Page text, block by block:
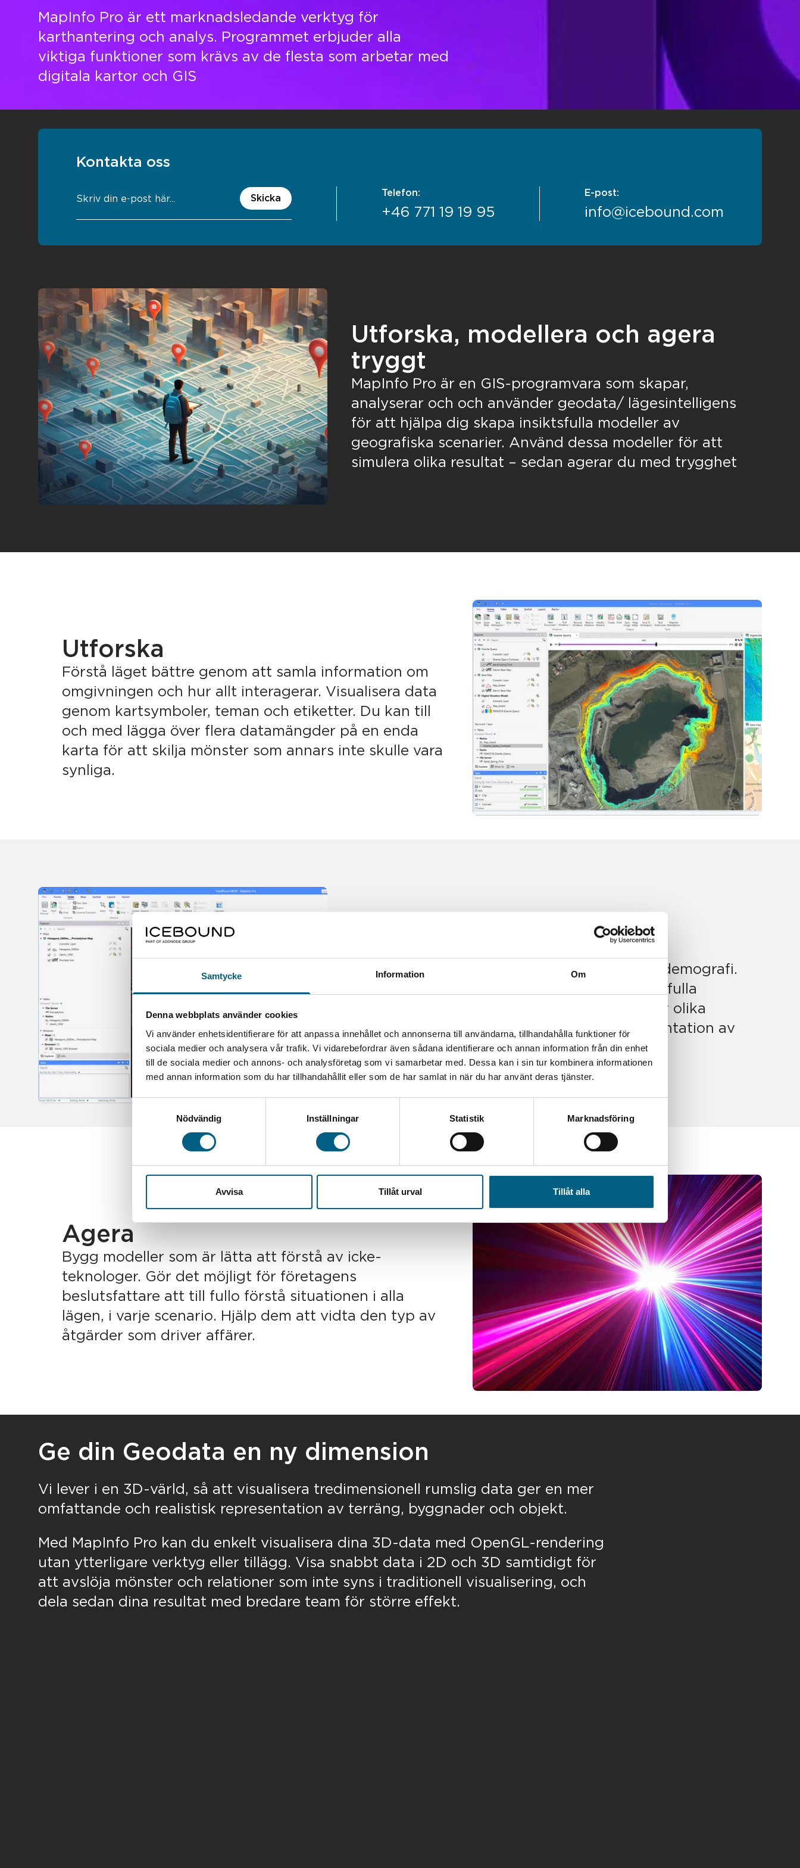
Samtycke Information Om
Denna webbplats använder cookies
Vi använder enhetsidentifierare för att anpassa innehållet och annonserna till användarna, tillhandahålla funktioner för
sociala medier och analysera vår trafik. Vi vidarebefordrar även sådana identifierare och annan information från din enhet
till de sociala medier och annons- och analysföretag som vi samarbetar med. Dessa kan i sin tur kombinera informationen
med annan information som du har tillhandahållit eller som de har samlat in när du har använt deras tjänster.
Samtyckesval
Nödvändig
Inställningar Statistik Marknadsföring
Avvisa Tillåt urval Tillåt alla
Logga in
Support
MapInfo Pro är ett marknadsledande verktyg för
karthantering och analys. Programmet erbjuder alla
viktiga funktioner som krävs av de flesta som arbetar med
digitala kartor och GIS
Kontakta oss
Skicka Telefon:
+46 771 19 19 95
E-post:
info@icebound.com
Utforska, modellera och agera
tryggt
MapInfo Pro är en GIS-programvara som skapar,
analyserar och och använder geodata/ lägesintelligens
för att hjälpa dig skapa insiktsfulla modeller av
geografiska scenarier. Använd dessa modeller för att
simulera olika resultat – sedan agerar du med trygghet
Utforska
Förstå läget bättre genom att samla information om
omgivningen och hur allt interagerar. Visualisera data
genom kartsymboler, teman och etiketter. Du kan till
och med lägga över flera datamängder på en enda
karta för att skilja mönster som annars inte skulle vara
synliga.
Integrera dina företagsdata med kartor och demografi.
Kombinera denna information med våra kraftfulla
rumsliga fråge- och modelleringsverktyg. Kör olika
scenarier för en korrekt, uppdaterad representation av
en plats möjligheter.
Agera
Bygg modeller som är lätta att förstå av icke-
teknologer. Gör det möjligt för företagens
beslutsfattare att till fullo förstå situationen i alla
lägen, i varje scenario. Hjälp dem att vidta den typ av
åtgärder som driver affärer.
Ge din Geodata en ny dimension
Vi lever i en 3D-värld, så att visualisera tredimensionell rumslig data ger en mer
omfattande och realistisk representation av terräng, byggnader och objekt.
Med MapInfo Pro kan du enkelt visualisera dina 3D-data med OpenGL-rendering
utan ytterligare verktyg eller tillägg. Visa snabbt data i 2D och 3D samtidigt för
att avslöja mönster och relationer som inte syns i traditionell visualisering, och
dela sedan dina resultat med bredare team för större effekt.